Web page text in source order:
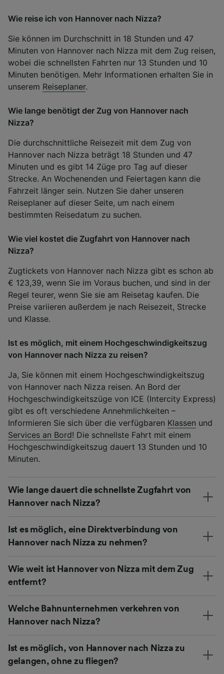
Wie reise ich von Hannover nach Nizza?
Sie können im Durchschnitt in 18 Stunden und 47
Minuten von Hannover nach Nizza mit dem Zug reisen,
wobei die schnellsten Fahrten nur 13 Stunden und 10
Minuten benötigen. Mehr Informationen erhalten Sie in
unserem Reiseplaner.
Wie lange benötigt der Zug von Hannover nach
Nizza?
Die durchschnittliche Reisezeit mit dem Zug von
Hannover nach Nizza beträgt 18 Stunden und 47
Minuten und es gibt 14 Züge pro Tag auf dieser
Strecke. An Wochenenden und Feiertagen kann die
Fahrzeit länger sein. Nutzen Sie daher unseren
Reiseplaner auf dieser Seite, um nach einem
bestimmten Reisedatum zu suchen.
Wie viel kostet die Zugfahrt von Hannover nach
Nizza?
Zugtickets von Hannover nach Nizza gibt es schon ab
€ 123,39, wenn Sie im Voraus buchen, und sind in der
Regel teurer, wenn Sie sie am Reisetag kaufen. Die
Preise variieren außerdem je nach Reisezeit, Strecke
und Klasse.
Ist es möglich, mit einem Hochgeschwindigkeitszug
von Hannover nach Nizza zu reisen?
Ja, Sie können mit einem Hochgeschwindigkeitszug
von Hannover nach Nizza reisen. An Bord der
Hochgeschwindigkeitszüge von ICE (Intercity Express)
gibt es oft verschiedene Annehmlichkeiten –
Informieren Sie sich über die verfügbaren Klassen und
Services an Bord! Die schnellste Fahrt mit einem
Hochgeschwindigkeitszug dauert 13 Stunden und 10
Minuten.
Wie lange dauert die schnellste Zugfahrt von
Hannover nach Nizza?
Ist es möglich, eine Direktverbindung von
Hannover nach Nizza zu nehmen?
Wie weit ist Hannover von Nizza mit dem Zug
entfernt?
Welche Bahnunternehmen verkehren von
Hannover nach Nizza?
Ist es möglich, von Hannover nach Nizza zu
gelangen, ohne zu fliegen?